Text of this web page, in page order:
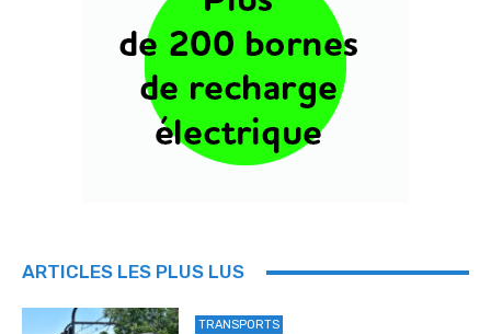
ARTICLES LES PLUS LUS
TRANSPORTS